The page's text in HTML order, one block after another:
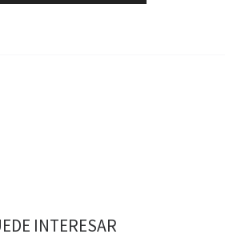
INTERESAR